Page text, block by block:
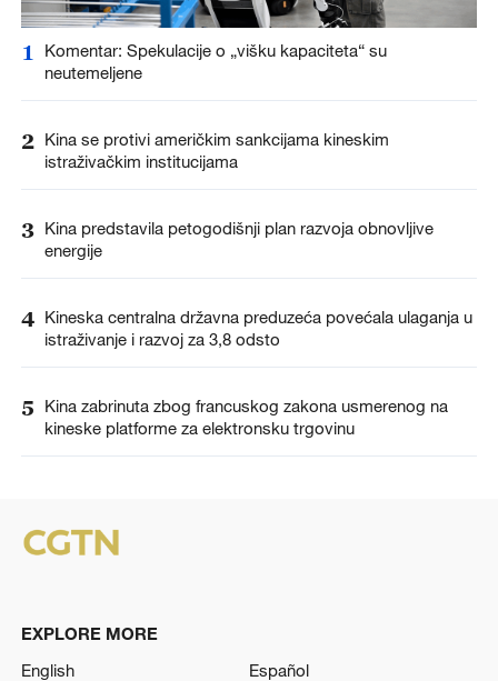
1
Komentar: Spekulacije o „višku kapaciteta“ su
neutemeljene
2 Kina se protivi američkim sankcijama kineskim
istraživačkim institucijama
3 Kina predstavila petogodišnji plan razvoja obnovljive
energije
4 Kineska centralna državna preduzeća povećala ulaganja u
istraživanje i razvoj za 3,8 odsto
5
Kina zabrinuta zbog francuskog zakona usmerenog na
kineske platforme za elektronsku trgovinu
EXPLORE MORE
English
Español